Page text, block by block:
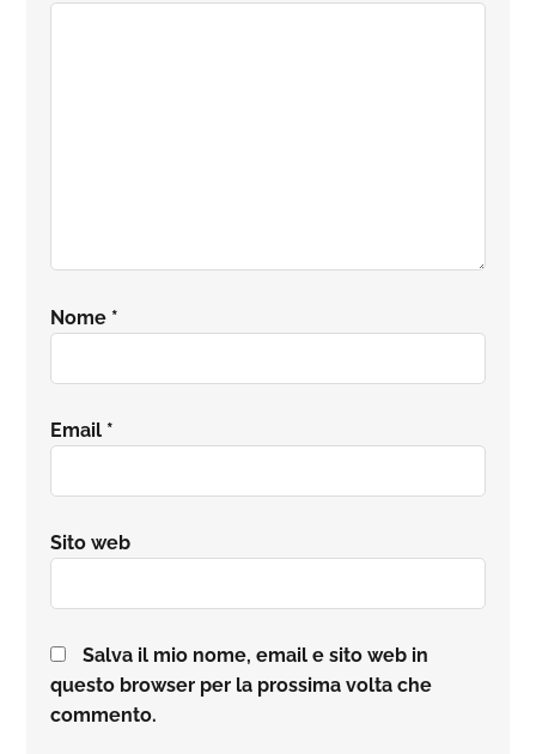
Nome *
Email *
Sito web
Salva il mio nome, email e sito web in
questo browser per la prossima volta che
commento.